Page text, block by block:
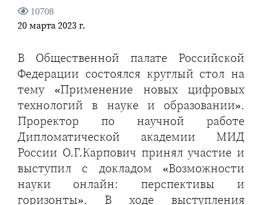
10708
20 марта 2023 г.
В Общественной палате Российской
Федерации состоялся круглый стол на
тему «Применение новых цифровых
технологий в науке и образовании».
Проректор по научной работе
Дипломатической академии МИД
России О.Г.Карпович принял участие и
выступил с докладом «Возможности
науки онлайн: перспективы и
горизонты». В ходе выступления